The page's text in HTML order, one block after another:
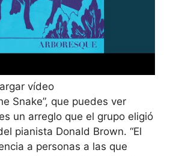
vídeo
Snake”, que puedes ver
un arreglo que el grupo eligió
pianista Donald Brown. “El
a personas a las que